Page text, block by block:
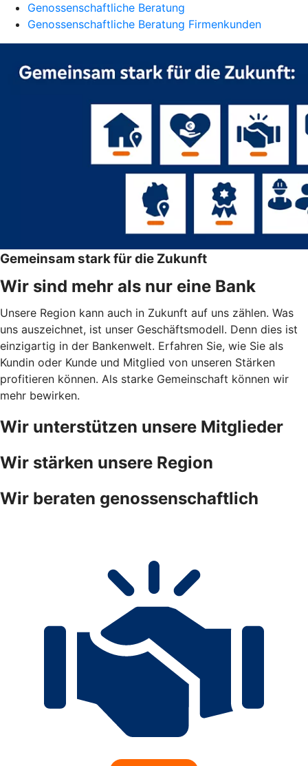
Genossenschaftliche Beratung
Genossenschaftliche Beratung Firmenkunden
Gemeinsam stark für die Zukunft
Wir sind mehr als nur eine Bank
Unsere Region kann auch in Zukunft auf uns zählen. Was
uns auszeichnet, ist unser Geschäftsmodell. Denn dies ist
einzigartig in der Bankenwelt. Erfahren Sie, wie Sie als
Kundin oder Kunde und Mitglied von unseren Stärken
profitieren können. Als starke Gemeinschaft können wir
mehr bewirken.
Wir unterstützen unsere Mitglieder
Wir stärken unsere Region
Wir beraten genossenschaftlich